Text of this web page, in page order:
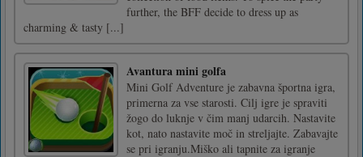
further, the BFF decide to dress up as
charming & tasty [...]
Avantura mini golfa
Mini Golf Adventure je zabavna športna igra,
primerna za vse starosti. Cilj igre je spraviti
žogo do luknje v čim manj udarcih. Nastavite
kot, nato nastavite moč in streljajte. Zabavajte
se pri igranju.Miško ali tapnite za igranje